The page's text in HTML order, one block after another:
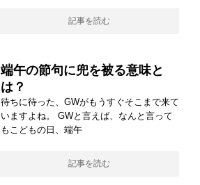
記事を読む
端午の節句に兜を被る意味と
は？
待ちに待った、GWがもうすぐそこまで来て
いますよね。 GWと言えば、なんと言って
もこどもの日、端午
記事を読む